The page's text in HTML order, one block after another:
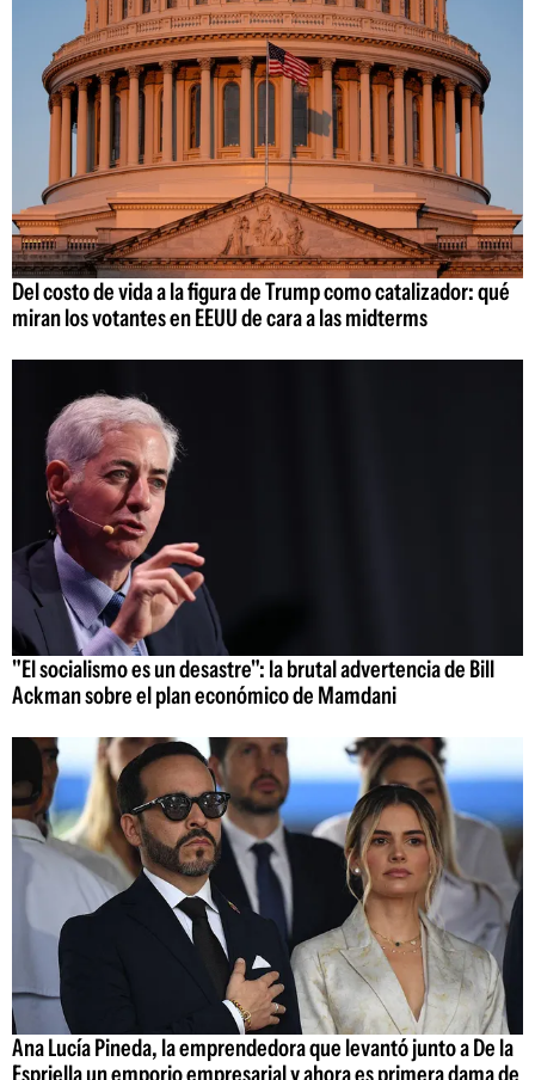
Del costo de vida a la figura de Trump como catalizador: qué
miran los votantes en EEUU de cara a las midterms
"El socialismo es un desastre": la brutal advertencia de Bill
Ackman sobre el plan económico de Mamdani
Ana Lucía Pineda, la emprendedora que levantó junto a De la
Espriella un emporio empresarial y ahora es primera dama de